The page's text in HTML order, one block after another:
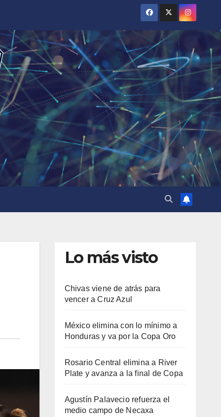
Lo más visto
Chivas viene de atrás para
vencer a Cruz Azul
México elimina con lo mínimo a
Honduras y va por la Copa Oro
Rosario Central elimina a River
Plate y avanza a la final de Copa
Agustín Palavecio refuerza el
medio campo de Necaxa